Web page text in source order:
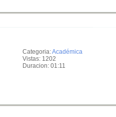
Categoria:Académica
Vistas: 1202
Duracion: 01:11